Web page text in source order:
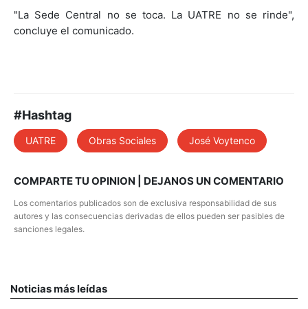
"La Sede Central no se toca. La UATRE no se rinde",
concluye el comunicado.
#Hashtag
UATRE Obras Sociales José Voytenco
COMPARTE TU OPINION | DEJANOS UN COMENTARIO
Los comentarios publicados son de exclusiva responsabilidad de sus
autores y las consecuencias derivadas de ellos pueden ser pasibles de
sanciones legales.
Noticias más leídas